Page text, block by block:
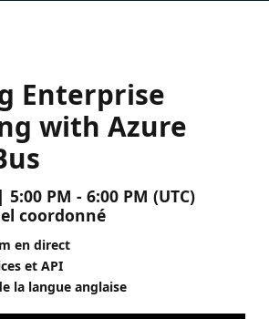
Enterprise
with Azure
PM - 6:00 PM (UTC)
coordonné
en direct
et API
la langue anglaise